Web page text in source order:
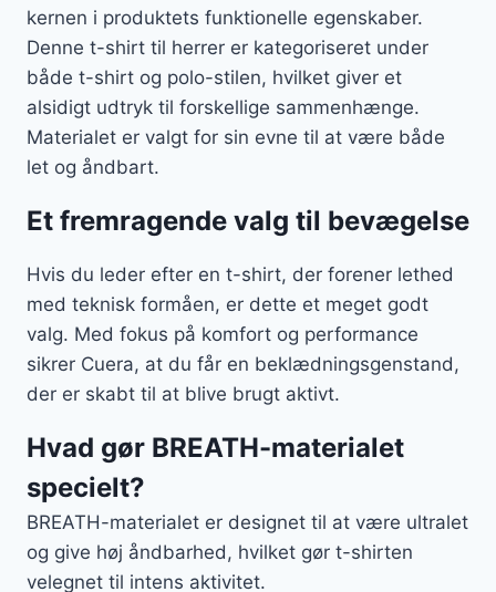
kernen i produktets funktionelle egenskaber.
Denne t-shirt til herrer er kategoriseret under
både t-shirt og polo-stilen, hvilket giver et
alsidigt udtryk til forskellige sammenhænge.
Materialet er valgt for sin evne til at være både
let og åndbart.
Et fremragende valg til bevægelse
Hvis du leder efter en t-shirt, der forener lethed
med teknisk formåen, er dette et meget godt
valg. Med fokus på komfort og performance
sikrer Cuera, at du får en beklædningsgenstand,
der er skabt til at blive brugt aktivt.
Hvad gør BREATH-materialet
specielt?
BREATH-materialet er designet til at være ultralet
og give høj åndbarhed, hvilket gør t-shirten
velegnet til intens aktivitet.